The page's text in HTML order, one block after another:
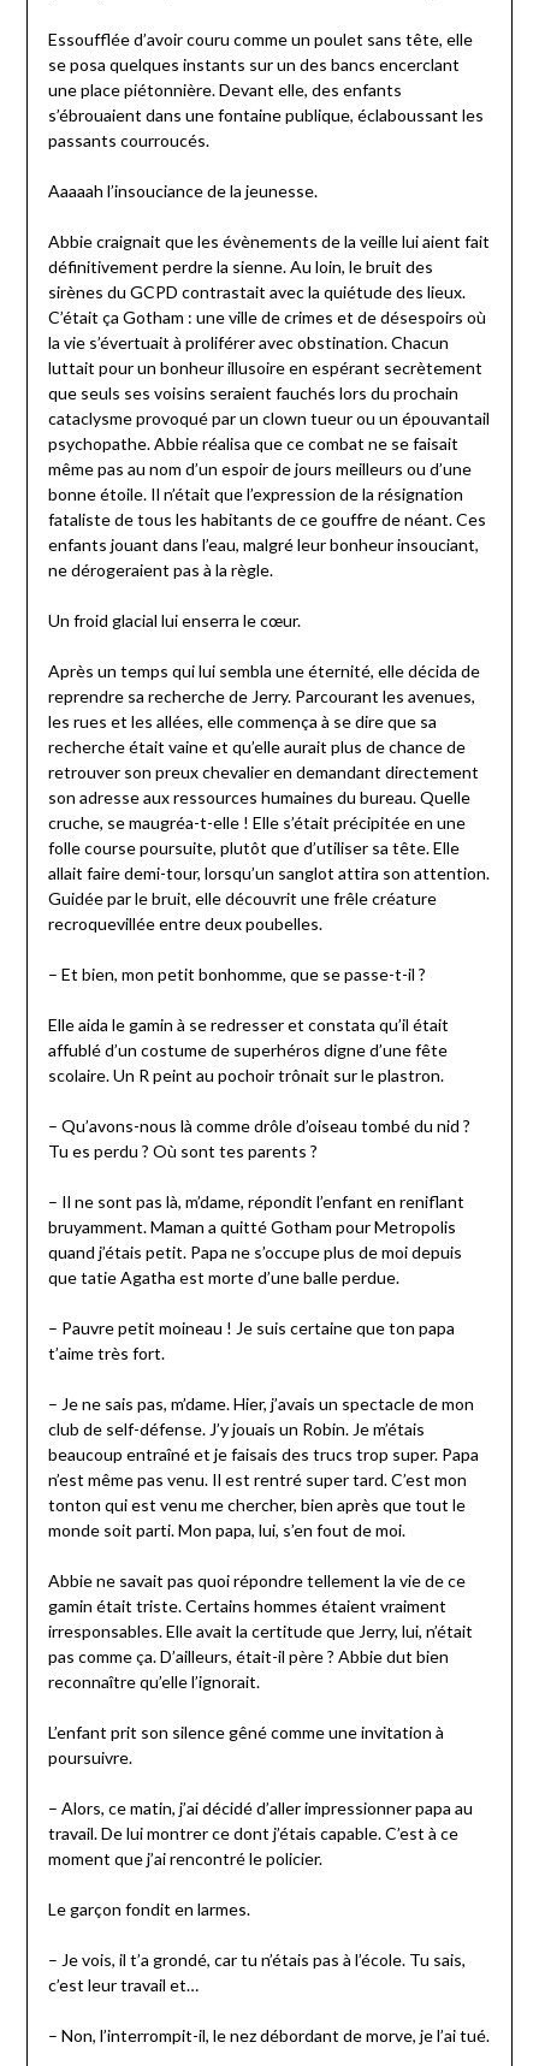
Essoufflée d’avoir couru comme un poulet sans tête, elle
se posa quelques instants sur un des bancs encerclant
une place piétonnière. Devant elle, des enfants
s’ébrouaient dans une fontaine publique, éclaboussant les
passants courroucés.
Aaaaah l’insouciance de la jeunesse.
Abbie craignait que les évènements de la veille lui aient fait
définitivement perdre la sienne. Au loin, le bruit des
sirènes du GCPD contrastait avec la quiétude des lieux.
C’était ça Gotham : une ville de crimes et de désespoirs où
la vie s’évertuait à proliférer avec obstination. Chacun
luttait pour un bonheur illusoire en espérant secrètement
que seuls ses voisins seraient fauchés lors du prochain
cataclysme provoqué par un clown tueur ou un épouvantail
psychopathe. Abbie réalisa que ce combat ne se faisait
même pas au nom d’un espoir de jours meilleurs ou d’une
bonne étoile. Il n’était que l’expression de la résignation
fataliste de tous les habitants de ce gouffre de néant. Ces
enfants jouant dans l’eau, malgré leur bonheur insouciant,
ne dérogeraient pas à la règle.
Un froid glacial lui enserra le cœur.
Après un temps qui lui sembla une éternité, elle décida de
reprendre sa recherche de Jerry. Parcourant les avenues,
les rues et les allées, elle commença à se dire que sa
recherche était vaine et qu’elle aurait plus de chance de
retrouver son preux chevalier en demandant directement
son adresse aux ressources humaines du bureau. Quelle
cruche, se maugréa-t-elle ! Elle s’était précipitée en une
folle course poursuite, plutôt que d’utiliser sa tête. Elle
allait faire demi-tour, lorsqu’un sanglot attira son attention.
Guidée par le bruit, elle découvrit une frêle créature
recroquevillée entre deux poubelles.
– Et bien, mon petit bonhomme, que se passe-t-il ?
Elle aida le gamin à se redresser et constata qu’il était
affublé d’un costume de superhéros digne d’une fête
scolaire. Un R peint au pochoir trônait sur le plastron.
– Qu’avons-nous là comme drôle d’oiseau tombé du nid ?
Tu es perdu ? Où sont tes parents ?
– Il ne sont pas là, m’dame, répondit l’enfant en reniflant
bruyamment. Maman a quitté Gotham pour Metropolis
quand j’étais petit. Papa ne s’occupe plus de moi depuis
que tatie Agatha est morte d’une balle perdue.
– Pauvre petit moineau ! Je suis certaine que ton papa
t’aime très fort.
– Je ne sais pas, m’dame. Hier, j’avais un spectacle de mon
club de self-défense. J’y jouais un Robin. Je m’étais
beaucoup entraîné et je faisais des trucs trop super. Papa
n’est même pas venu. Il est rentré super tard. C’est mon
tonton qui est venu me chercher, bien après que tout le
monde soit parti. Mon papa, lui, s’en fout de moi.
Abbie ne savait pas quoi répondre tellement la vie de ce
gamin était triste. Certains hommes étaient vraiment
irresponsables. Elle avait la certitude que Jerry, lui, n’était
pas comme ça. D’ailleurs, était-il père ? Abbie dut bien
reconnaître qu’elle l’ignorait.
L’enfant prit son silence gêné comme une invitation à
poursuivre.
– Alors, ce matin, j’ai décidé d’aller impressionner papa au
travail. De lui montrer ce dont j’étais capable. C’est à ce
moment que j’ai rencontré le policier.
Le garçon fondit en larmes.
– Je vois, il t’a grondé, car tu n’étais pas à l’école. Tu sais,
c’est leur travail et…
– Non, l’interrompit-il, le nez débordant de morve, je l’ai tué.